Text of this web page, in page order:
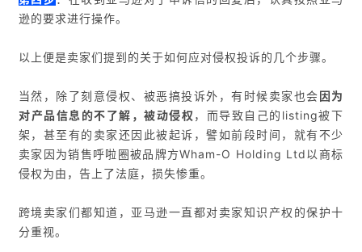
逊的要求进行操作。
以上便是卖家们提到的关于如何应对侵权投诉的几个步骤。
当然，除了刻意侵权、被恶搞投诉外，有时候卖家也会因为
对产品信息的不了解，被动侵权 ，而导致自己的listing被下
架，甚至有的卖家还因此被起诉，譬如前段时间，就有不少
卖家因为销售呼啦圈被品牌方Wham-O Holding Ltd以商标
侵权为由，告上了法庭，损失惨重。
跨境卖家们都知道，亚马逊一直都对卖家知识产权的保护十
分重视。